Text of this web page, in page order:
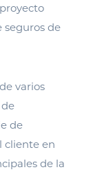
seguros de
varios
de
cliente en
de la